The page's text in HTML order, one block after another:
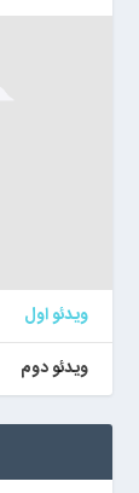
ویدئو اول
ویدئو دوم